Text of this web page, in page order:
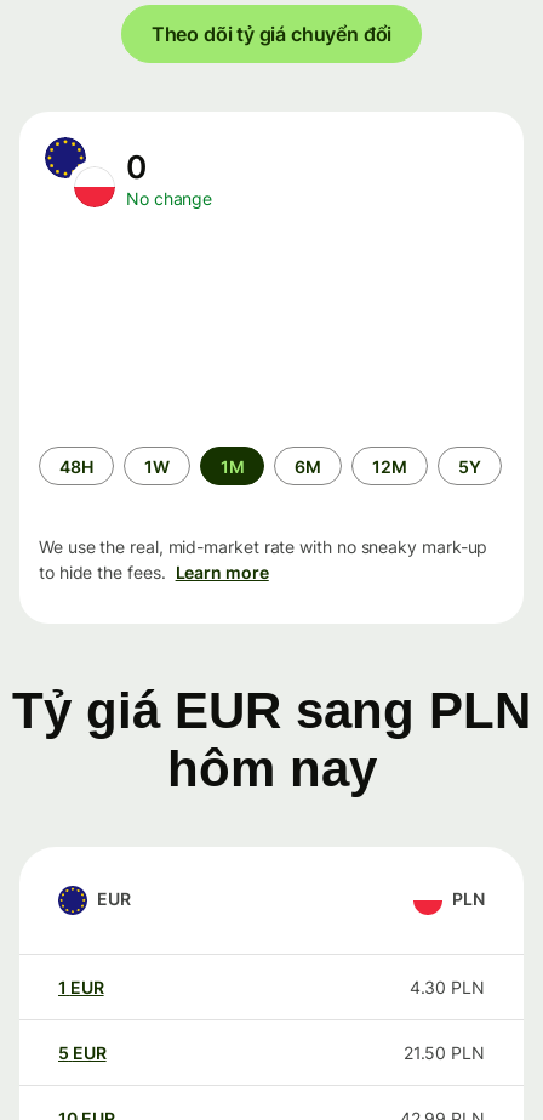
Theo dõi tỷ giá chuyển đổi
0
No change
Time
period
48H 1W 1M 6M 12M 5Y
We use the real, mid-market rate with no sneaky mark-up
to hide the fees. Learn more
Tỷ giá EUR sang PLN
hôm nay
EUR PLN
1 EUR 4.30 PLN
5 EUR 21.50 PLN